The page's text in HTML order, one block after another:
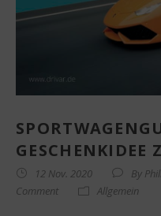
GESCHENKIDEE
12 Nov. 2020 By
Comment
Allgemein